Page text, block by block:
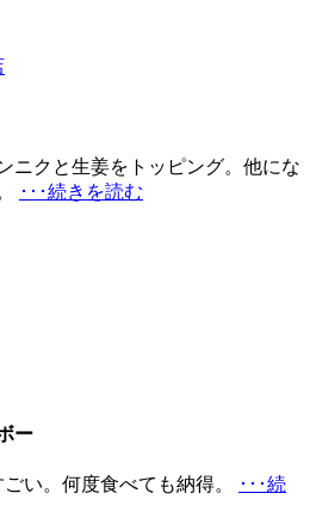
ニクと生姜をトッピング。他にな
･･･続きを読む
ー
い。何度食べても納得。
･･･続